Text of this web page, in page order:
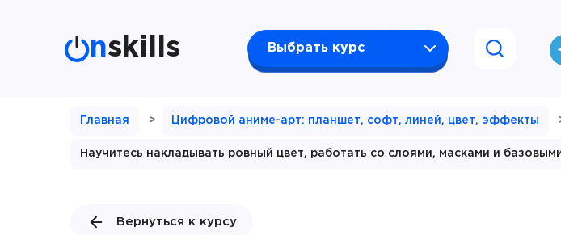
nskills Выбрать курс
Главная > Цифровой аниме-арт: планшет, софт, линей, цвет, эффекты
Научитесь накладывать ровный цвет, работать со слоями, масками и
Вернуться к курсу